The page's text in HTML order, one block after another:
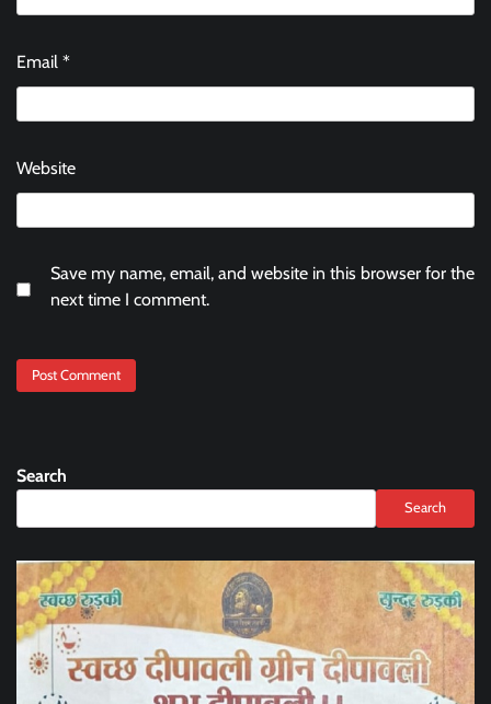
Email *
Website
Save my name, email, and website in this browser for the
next time I comment.
Search
Search